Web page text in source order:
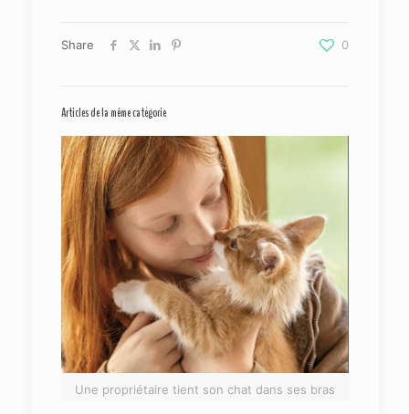
Share 0
Articles de la même catégorie
Une propriétaire tient son chat dans ses bras